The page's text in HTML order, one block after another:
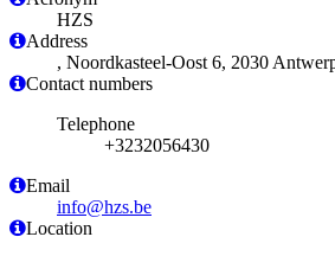
HZS
Address
, Noordkasteel-Oost 6, 2030
Contact numbers
Telephone
+3232056430
Email
info@hzs.be
Location